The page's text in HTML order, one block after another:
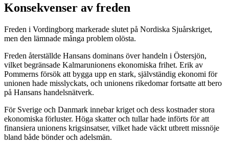
Konsekvenser av freden
Freden i Vordingborg markerade slutet på Nordiska Sjuårskriget,
men den lämnade många problem olösta.
Freden återställde Hansans dominans över handeln i Östersjön,
vilket begränsade Kalmarunionens ekonomiska frihet. Erik av
Pommerns försök att bygga upp en stark, självständig ekonomi för
unionen hade misslyckats, och unionens rikedomar fortsatte att bero
på Hansans handelsnätverk.
För Sverige och Danmark innebar kriget och dess kostnader stora
ekonomiska förluster. Höga skatter och tullar hade införts för att
finansiera unionens krigsinsatser, vilket hade väckt utbrett missnöje
bland både bönder och adelsmän.